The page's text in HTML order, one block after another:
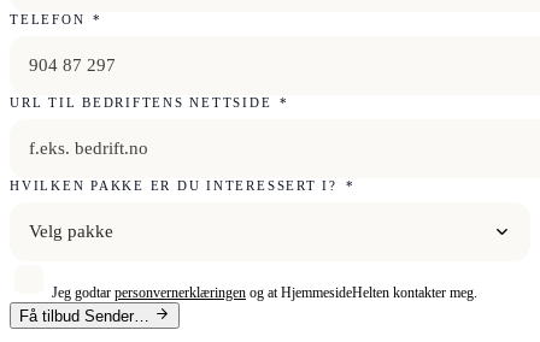
TELEFON *
URL TIL BEDRIFTENS NETTSIDE *
HVILKEN PAKKE ER DU INTERESSERT I? *
Velg pakke
Jeg godtar personvernerklæringen og at HjemmesideHelten kontakter meg.
Få tilbud Sender…